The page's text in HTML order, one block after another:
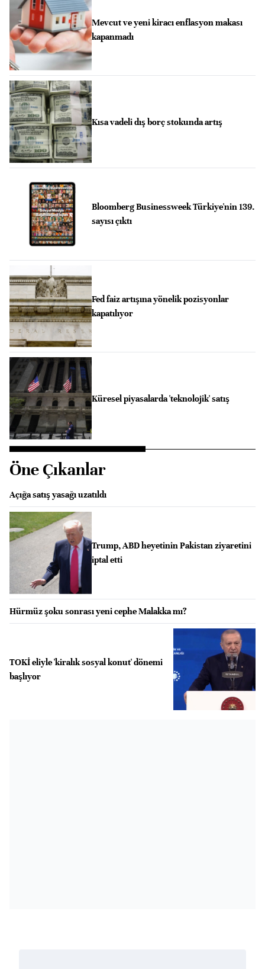
Mevcut ve yeni kiracı enflasyon makası
kapanmadı
Kısa vadeli dış borç stokunda artış
Bloomberg Businessweek Türkiye'nin 139.
sayısı çıktı
Fed faiz artışına yönelik pozisyonlar
kapatılıyor
Küresel piyasalarda 'teknolojik' satış
Öne Çıkanlar
Açığa satış yasağı uzatıldı
Trump, ABD heyetinin Pakistan ziyaretini
iptal etti
Hürmüz şoku sonrası yeni cephe Malakka mı?
TOKİ eliyle 'kiralık sosyal konut' dönemi
başlıyor